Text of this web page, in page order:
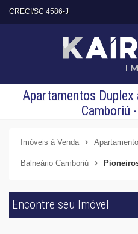
CRECI/SC 4586-J
Apartamentos Duplex
Camboriú
Imóveis à Venda
Balneário Camboriú
Encontre seu Imóvel